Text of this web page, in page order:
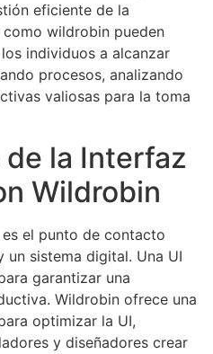
eficiente de la
wildrobin pueden
individuos a alcanzar
procesos, analizando
valiosas para la toma
la Interfaz
Wildrobin
el punto de contacto
un sistema digital. Una UI
garantizar una
Wildrobin ofrece una
optimizar la UI,
y diseñadores crear